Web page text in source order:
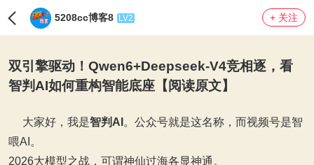
5208cc博客8 LV2 + 关注
双引擎驱动！Qwen6+Deepseek‑V4竞相逐，看
智判AI如何重构智能底座【阅读原文】
大家好，我是智判AI 。公众号就是这名称，而视频号是智
喂AI。
2026大模型之战，可谓神仙过海各显神通。